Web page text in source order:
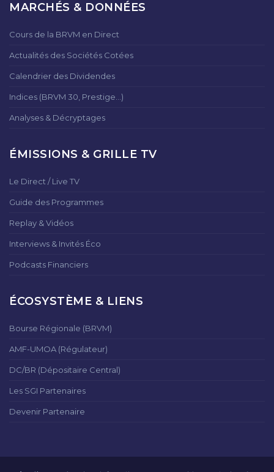
MARCHÉS & DONNÉES
Cours de la BRVM en Direct
Actualités des Sociétés Cotées
Calendrier des Dividendes
Indices (BRVM 30, Prestige...)
Analyses & Décryptages
ÉMISSIONS & GRILLE TV
Le Direct / Live TV
Guide des Programmes
Replay & Vidéos
Interviews & Invités Éco
Podcasts Financiers
ÉCOSYSTÈME & LIENS
Bourse Régionale (BRVM)
AMF-UMOA (Régulateur)
DC/BR (Dépositaire Central)
Les SGI Partenaires
Devenir Partenaire